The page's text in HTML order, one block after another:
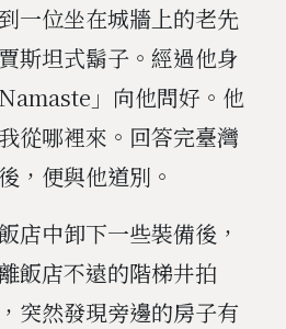
一位坐在城牆上的老先
斯坦式鬍子。經過他身
」向他問好。他
從哪裡來。回答完臺灣
，便與他道別。
店中卸下一些裝備後，
飯店不遠的階梯井拍
突然發現旁邊的房子有